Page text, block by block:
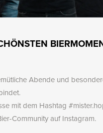
Abende und
mit dem Hashtag
Community auf Instagram.